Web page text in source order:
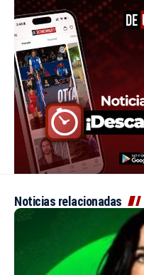
Noticias relacionadas